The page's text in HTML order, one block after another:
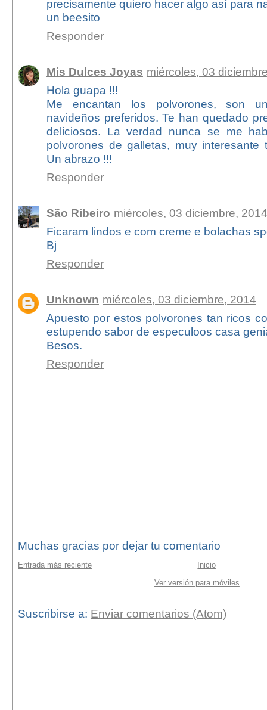
precisamente quiero hacer algo así para
un beesito
Responder
Mis Dulces Joyas miércoles, 03
Hola guapa !!!
Me encantan los polvorones, son
navideños preferidos. Te han quedado
deliciosos. La verdad nunca se me
polvorones de galletas, muy interesante
Un abrazo !!!
Responder
São Ribeiro miércoles, 03 diciembre, 2014
Ficaram lindos e com creme e bolachas
Bj
Responder
Unknown miércoles, 03 diciembre, 2014
Apuesto por estos polvorones tan ricos
estupendo sabor de especuloos casa
Besos.
Responder
Muchas gracias por dejar tu comentario
Entrada más reciente
Inicio
Ver versión para móviles
Suscribirse a: Enviar comentarios (Atom)